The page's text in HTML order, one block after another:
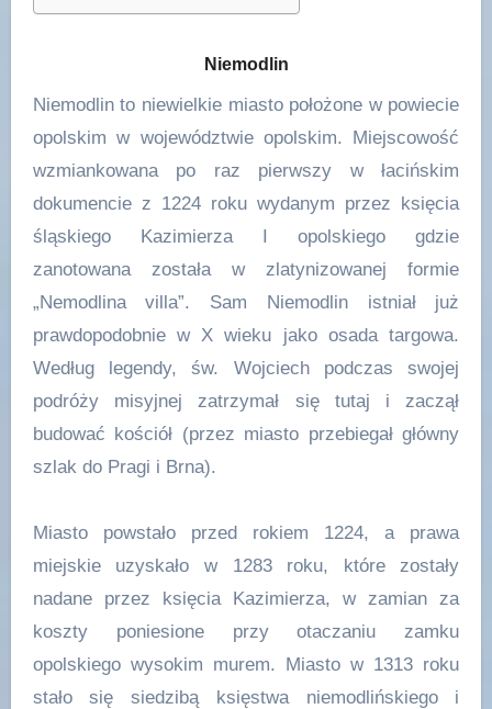
Niemodlin
Niemodlin to niewielkie miasto położone w powiecie
opolskim w województwie opolskim. Miejscowość
wzmiankowana po raz pierwszy w łacińskim
dokumencie z 1224 roku wydanym przez księcia
śląskiego Kazimierza I opolskiego gdzie
zanotowana została w zlatynizowanej formie
„Nemodlina villa”. Sam Niemodlin istniał już
prawdopodobnie w X wieku jako osada targowa.
Według legendy, św. Wojciech podczas swojej
podróży misyjnej zatrzymał się tutaj i zaczął
budować kościół (przez miasto przebiegał główny
szlak do Pragi i Brna).
Miasto powstało przed rokiem 1224, a prawa
miejskie uzyskało w 1283 roku, które zostały
nadane przez księcia Kazimierza, w zamian za
koszty poniesione przy otaczaniu zamku
opolskiego wysokim murem. Miasto w 1313 roku
stało się siedzibą księstwa niemodlińskiego i